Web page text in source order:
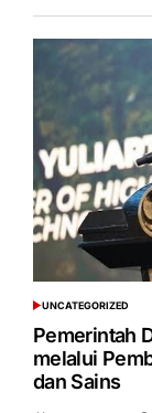
POSTED
IN
UNCATEGORIZED
Pemerintah
melalui
dan Sains